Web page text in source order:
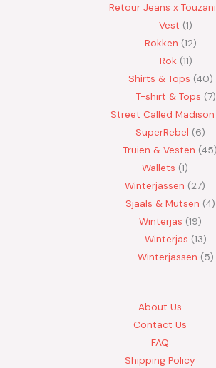
Retour Jeans x Touzani
Vest 1
Rokken 12
Rok 11
Shirts & Tops 40
T-shirt & Tops 7
Street Called Madison
SuperRebel
6
Truien & Vesten 45
Wallets 1
Winterjassen
27
Sjaals & Mutsen 4
Winterjas 19
Winterjas 13
Winterjassen
5
About Us
Contact Us
FAQ
Shipping Policy